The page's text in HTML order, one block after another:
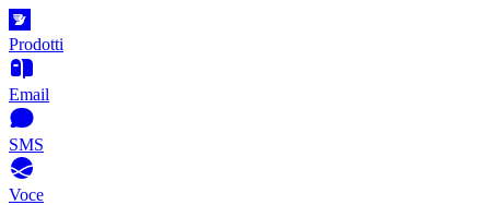
Prodotti
Email
SMS
Voce